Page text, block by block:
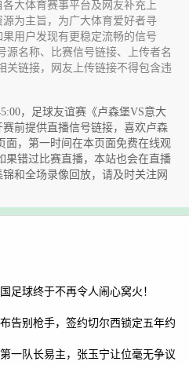
大体育赛事平台及网友补充上
为主旨，为广大体育爱好者寻
用户发现有更稳定流畅的信号
源名称、比赛信号链接、上传者名
关链接，网友上传链接不得包含违
，足球友谊赛《卢森堡VS意大
前提供直播信号链接，喜欢卢森
面，第一时间在本页面免费在线观
果错过比赛直播，本站也会在直播
和全场录像回放，请及时关注网
足球终于不再令人闹心窝火！
告别枪手，签约切尔西锁定五年约
一队长易主，张玉宁让位毫无争议